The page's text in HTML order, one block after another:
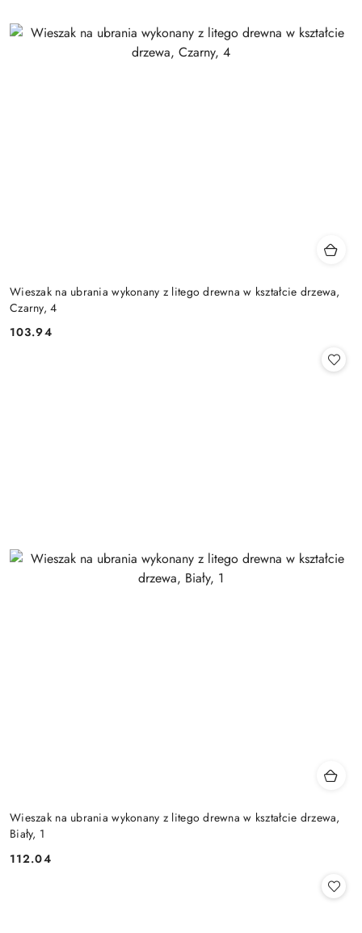
Wieszak na ubrania wykonany z litego drewna w kształcie drzewa,
Czarny, 4
Cena:
103.94
Wieszak na ubrania wykonany z litego drewna w kształcie drzewa,
Biały, 1
Cena:
112.04